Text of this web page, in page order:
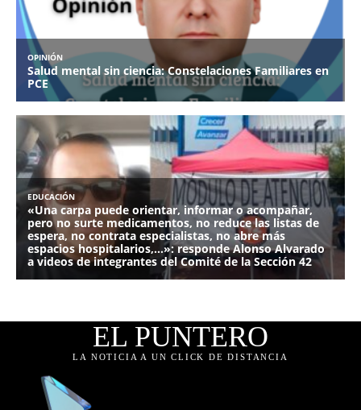
EL PUNTERO
LA NOTICIA A UN CLICK DE DISTANCIA